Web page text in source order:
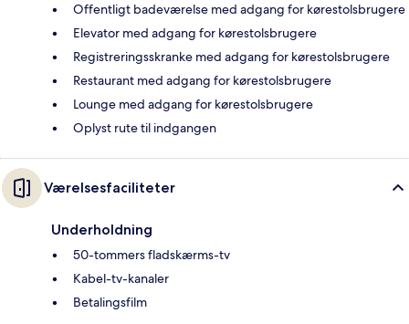
Offentligt badeværelse med adgang for kørestolsbrugere
Elevator med adgang for kørestolsbrugere
Registreringsskranke med adgang for kørestolsbrugere
Restaurant med adgang for kørestolsbrugere
Lounge med adgang for kørestolsbrugere
Oplyst rute til indgangen
Værelsesfaciliteter
Underholdning
50-tommers fladskærms-tv
Kabel-tv-kanaler
Betalingsfilm